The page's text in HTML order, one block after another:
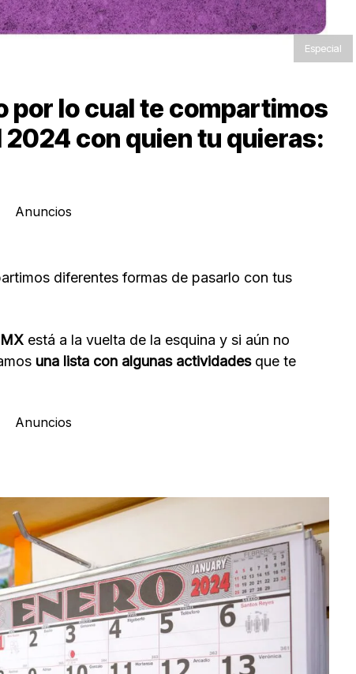
Especial
por lo cual te compartimos
con quien tu quieras:
Anuncios
diferentes formas de pasarlo con tus
está a la vuelta de la esquina y si aún no
una lista con algunas actividadesque te
Anuncios